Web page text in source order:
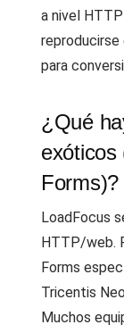
a nivel
para
¿Qué
exóticos
Forms)?
LoadFocus
HTTP/web.
Forms
Tricentis
Muchos